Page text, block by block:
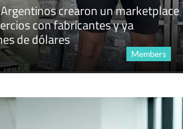
Argentinos crearon un marketplace
con fabricantes y ya
de dólares
Members